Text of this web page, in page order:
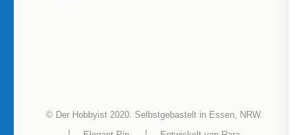
© Der Hobbyist 2020. Selbstgebastelt in Essen, NRW.